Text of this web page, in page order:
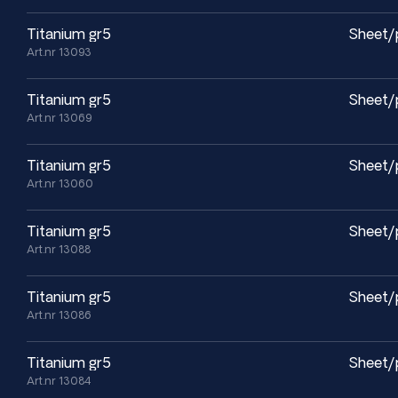
Kontakta ossför teknisk rådgivning eller offert.
titanium gr5
Art.nr 13093
titanium gr5
Art.nr 13069
titanium gr5
Art.nr 13060
titanium gr5
Art.nr 13088
titanium gr5
Art.nr 13086
titanium gr5
Art.nr 13084